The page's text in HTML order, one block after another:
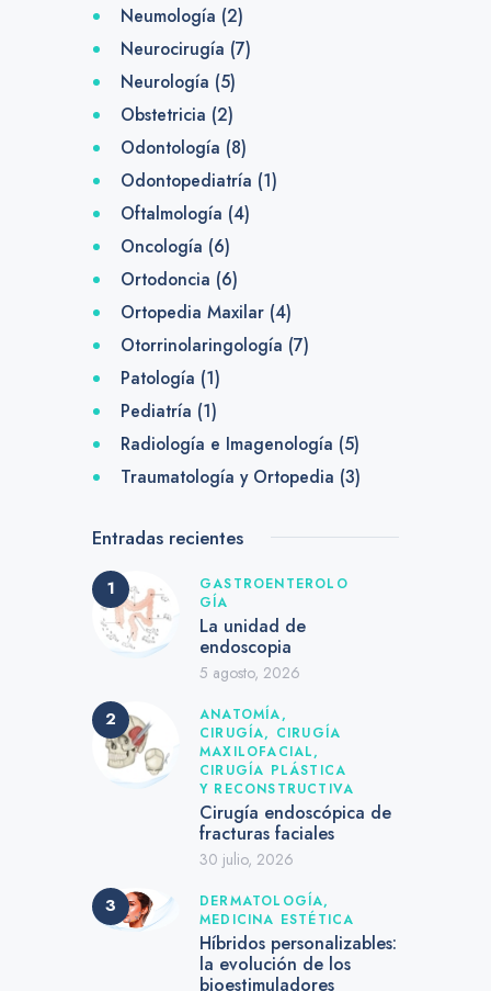
Neumología (2)
Neurocirugía (7)
Neurología (5)
Obstetricia (2)
Odontología (8)
Odontopediatría (1)
Oftalmología (4)
Oncología (6)
Ortodoncia (6)
Ortopedia Maxilar(4)
Otorrinolaringología (7)
Patología (1)
Pediatría (1)
Radiología e Imagenología (5)
Traumatología y Ortopedia (3)
Entradas recientes
GASTROENTEROLO
GÍA
La unidad de
endoscopia
5 agosto, 2026
ANATOMÍA,
CIRUGÍA, CIRUGÍA
MAXILOFACIAL,
CIRUGÍA PLÁSTICA
Y RECONSTRUCTIVA
Cirugía endoscópica de
fracturas faciales
30 julio, 2026
DERMATOLOGÍA,
MEDICINA ESTÉTICA
Híbridos personalizables:
la evolución de los
bioestimuladores